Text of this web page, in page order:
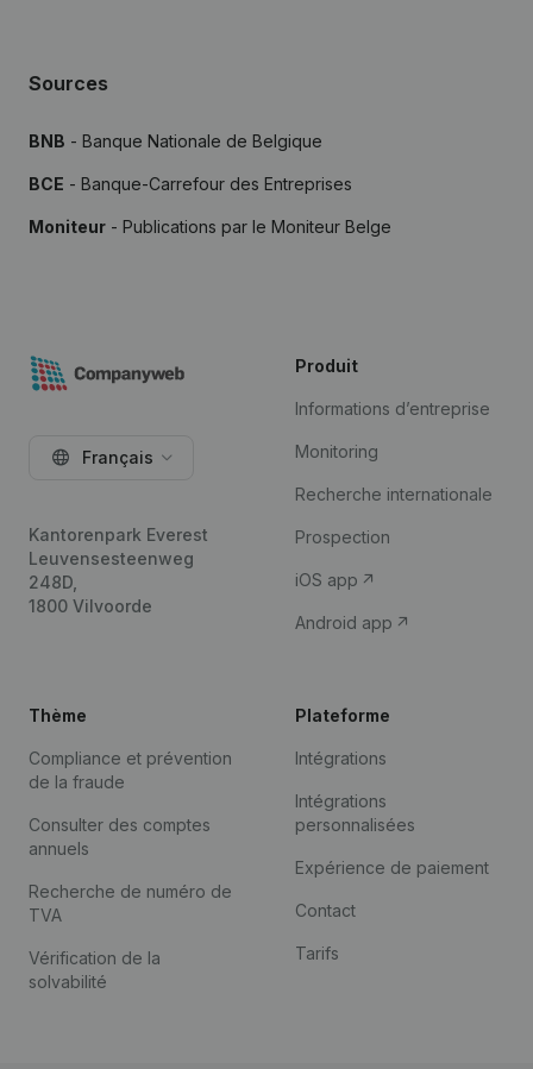
Sources
BNB - Banque Nationale de Belgique
BCE - Banque-Carrefour des Entreprises
Moniteur - Publications par le Moniteur Belge
Français
Kantorenpark Everest
Leuvensesteenweg
248D,
1800 Vilvoorde
Produit
Informations d’entreprise
Monitoring
Recherche internationale
Prospection
iOS app
Android app
Thème
Compliance et prévention
de la fraude
Consulter des comptes
annuels
Recherche de numéro de
TVA
Vérification de la
solvabilité
Plateforme
Intégrations
Intégrations
personnalisées
Expérience de paiement
Contact
Tarifs